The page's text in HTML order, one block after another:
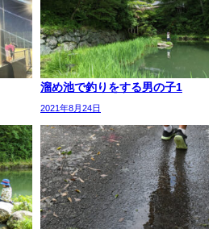
溜め池で釣りをする男の子1
2021年8月24日